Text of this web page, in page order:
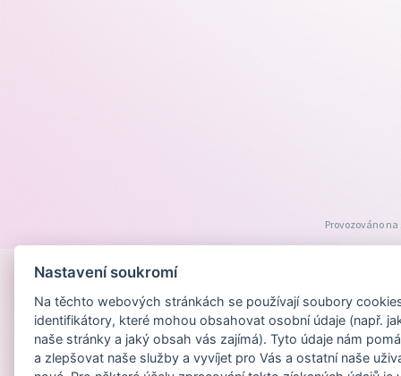
Provozováno
Nastavení soukromí
Na těchto webových stránkách se používají soubory
identifikátory, které mohou obsahovat osobní údaje (např.
naše stránky a jaký obsah vás zajímá). Tyto údaje nám
a zlepšovat naše služby a vyvíjet pro Vás a ostatní naše